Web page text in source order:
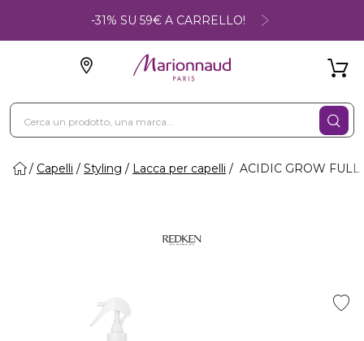
-31% SU 59€ A CARRELLO!
Capelli Styling Lacca per capelli ACIDIC GROW